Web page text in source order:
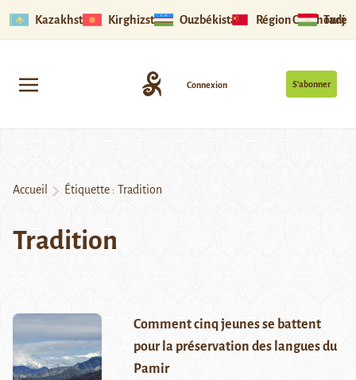
Kazakhstan Kirghizstan Ouzbékistan Région Ouïghoure
S’abonner
Connexion
Accueil Étiquette : Tradition
Tradition
Comment cinq jeunes se battent
pour la préservation des langues du
Pamir